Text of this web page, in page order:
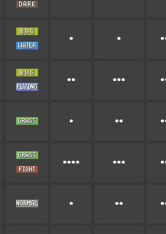
• •
•• •••
• ••
•••• •••
• ••